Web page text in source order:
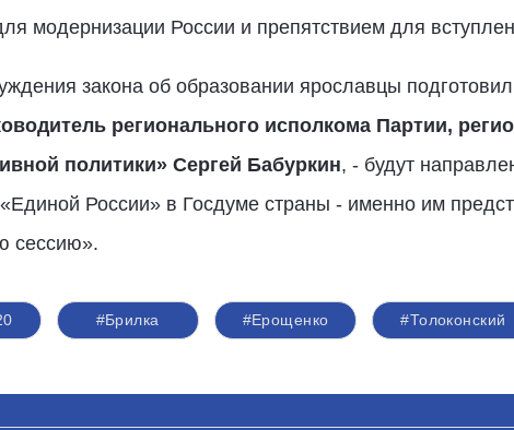
модернизации России и препятствием для
закона об образовании ярославцы
регионального исполкома Партии,
политики» Сергей Бабуркин, - будут
России» в Госдуме страны - именно им
сессию».
#Брилка #Ерощенко #Толоконский